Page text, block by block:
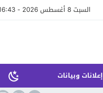
السبت 8 أغسطس 2026 - 16:43 مساءً
إعلانات وبيانات